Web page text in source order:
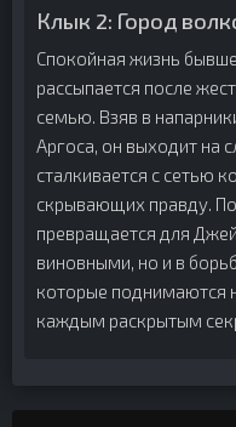
Клык 2: Город
Спокойная жизнь
рассыпается после
семью. Взяв в
Аргоса, он выходит на
сталкивается с сетью
скрывающих правду.
превращается для
виновными, но и в
которые поднимаются
каждым раскрытым